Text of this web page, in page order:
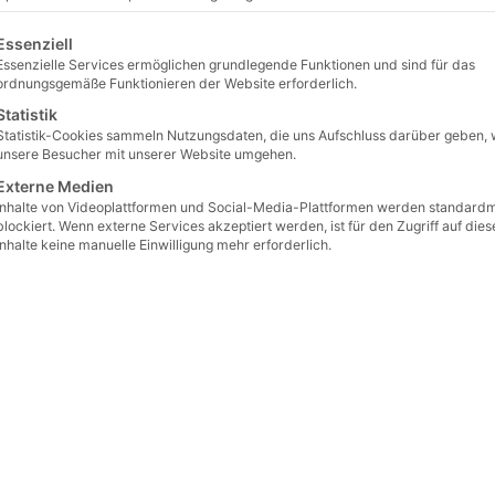
/Betonpflaster/ Beton Rechteckpflaster 20 x 10 x 8 mit Fase
Beton
€18,90
Preis / m² ab
Preis / m² ab
eine Liste der Service-Gruppen, für die eine
Services ermöglichen grundlegende Funktionen und sind für das
Funktionieren der Website erforderlich.
Cookies sammeln Nutzungsdaten, die uns Aufschluss darüber geben,
Besucher mit unserer Website umgehen.
Medien
von Videoplattformen und Social-Media-Plattformen werden
Wenn externe Services akzeptiert werden, ist für den Zugriff auf
keine manuelle Einwilligung mehr erforderlich.